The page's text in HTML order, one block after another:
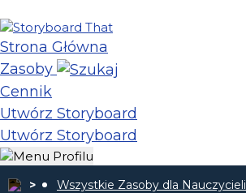
Strona Główna
Zasoby
Cennik
Utwórz Storyboard
Utwórz Storyboard
Wszystkie Zasoby dla Nauczycieli